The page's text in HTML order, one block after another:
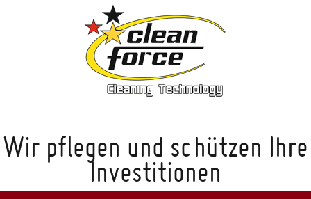
Wir pflegen und schützen Ihre
Investitionen